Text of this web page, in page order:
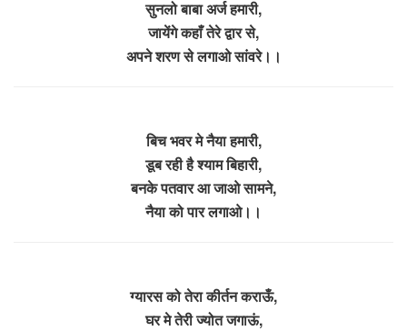
सुनलो बाबा अर्ज हमारी,
जायेंगे कहाँ तेरे द्वार से,
अपने शरण से लगाओ सांवरे।।
बिच भवर मे नैया हमारी,
डूब रही है श्याम बिहारी,
बनके पतवार आ जाओ सामने,
नैया को पार लगाओ।।
ग्यारस को तेरा कीर्तन कराऊँ,
घर मे तेरी ज्योत जगाऊं,